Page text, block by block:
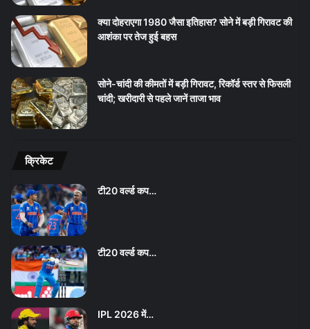
क्या दोहराएगा 1980 जैसा इतिहास? सोने में बड़ी गिरावट की
आशंका पर तेज हुई बहस
सोने-चांदी की कीमतों में बड़ी गिरावट, रिकॉर्ड स्तर से फिसली
चांदी; खरीदारी से पहले जानें ताजा भाव
क्रिकेट
टी20 वर्ल्ड कप…
टी20 वर्ल्ड कप…
IPL 2026 में…